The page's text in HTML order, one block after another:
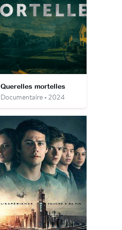
Querelles mortelles
Documentaire • 2024